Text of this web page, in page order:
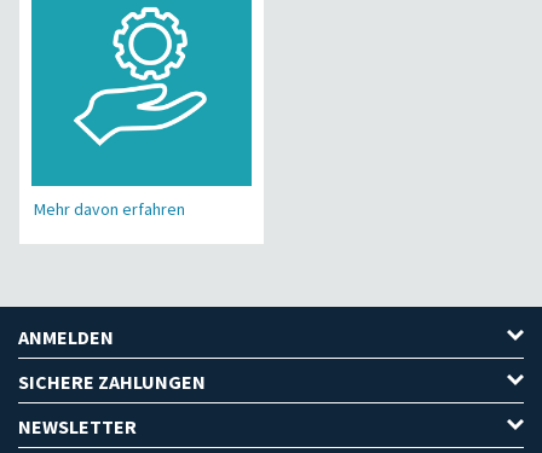
Mehr davon erfahren
ANMELDEN
SICHERE ZAHLUNGEN
NEWSLETTER